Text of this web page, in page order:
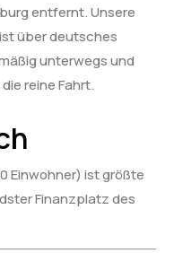
entfernt. Unsere
über deutsches
unterwegs und
reine Fahrt.
Einwohner) ist größte
Finanzplatz des